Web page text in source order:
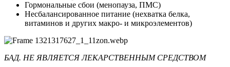
Гормональные сбои (менопауза, ПМС)
Несбалансированное питание (нехватка белка,
витаминов и других макро- и микроэлементов)
БАД. НЕ ЯВЛЯЕТСЯ ЛЕКАРСТВЕННЫМ СРЕДСТВОМ